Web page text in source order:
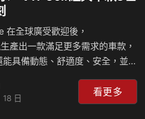
全球廣受歡迎後，
產出一款滿足更多需求的車款，
具備動態、舒適度、安全，並且
力下於 1974 年誕生，劃時代的
掀起一陣旋風，上市僅僅兩年就售
日
看更多